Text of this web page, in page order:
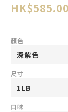
HK$585.00
顏色
尺寸
口味